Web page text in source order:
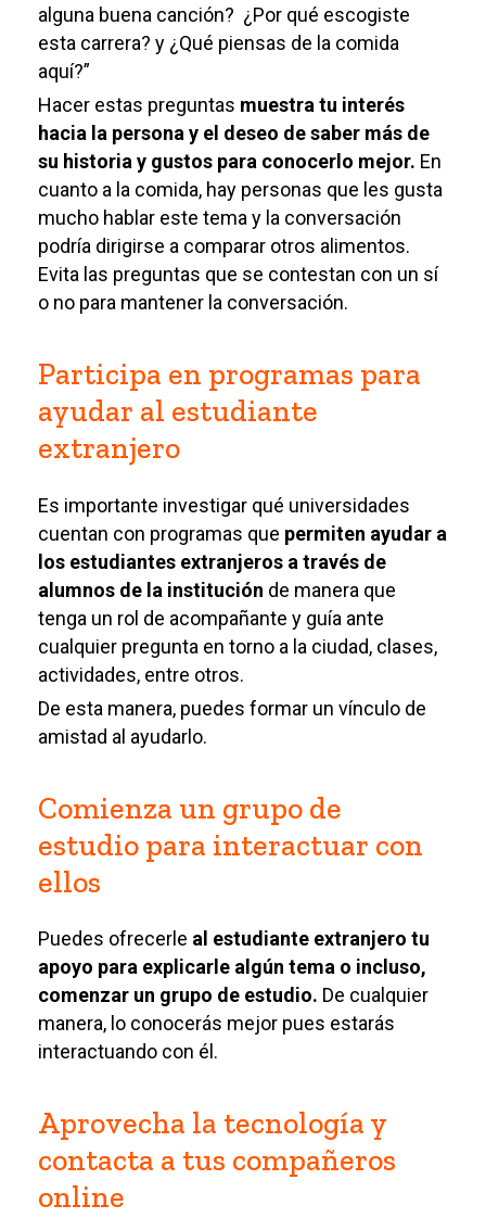
alguna buena canción? ¿Por qué escogiste
esta carrera? y ¿Qué piensas de la comida
aquí?”
Hacer estas preguntas muestra tu interés
hacia la persona y el deseo de saber más de
su historia y gustos para conocerlo mejor. En
cuanto a la comida, hay personas que les gusta
mucho hablar este tema y la conversación
podría dirigirse a comparar otros alimentos.
Evita las preguntas que se contestan con un sí
o no para mantener la conversación.
Participa en programas para
ayudar al estudiante
extranjero
Es importante investigar qué universidades
cuentan con programas que permiten ayudar a
los estudiantes extranjeros a través de
alumnos de la institución de manera que
tenga un rol de acompañante y guía ante
cualquier pregunta en torno a la ciudad, clases,
actividades, entre otros.
De esta manera, puedes formar un vínculo de
amistad al ayudarlo.
Comienza un grupo de
estudio para interactuar con
ellos
Puedes ofrecerle al estudiante extranjero tu
apoyo para explicarle algún tema o incluso,
comenzar un grupo de estudio. De cualquier
manera, lo conocerás mejor pues estarás
interactuando con él.
Aprovecha la tecnología y
contacta a tus compañeros
online